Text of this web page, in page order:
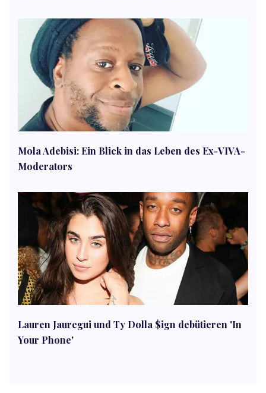
Mola Adebisi: Ein Blick in das Leben des Ex-VIVA-
Moderators
Lauren Jauregui und Ty Dolla $ign debütieren 'In
Your Phone'